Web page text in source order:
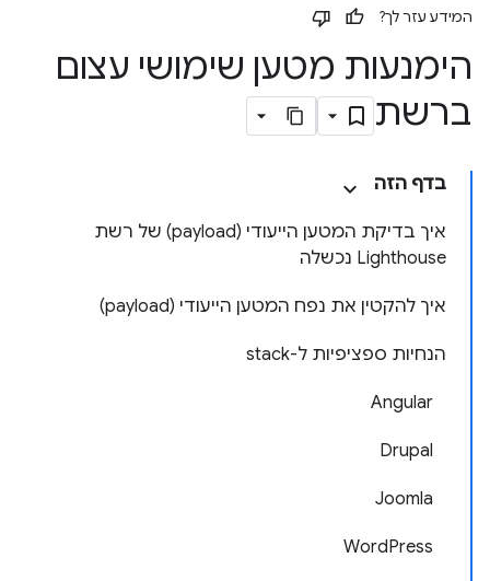
המידע עזר לך?
הימנעות מטען שימושי עצום
ברשת
בדף הזה
איך בדיקת המטען הייעודי (payload) של רשת
Lighthouse נכשלה
איך להקטין את נפח המטען הייעודי (payload)
הנחיות ספציפיות ל-stack
Angular
Drupal
Joomla
WordPress